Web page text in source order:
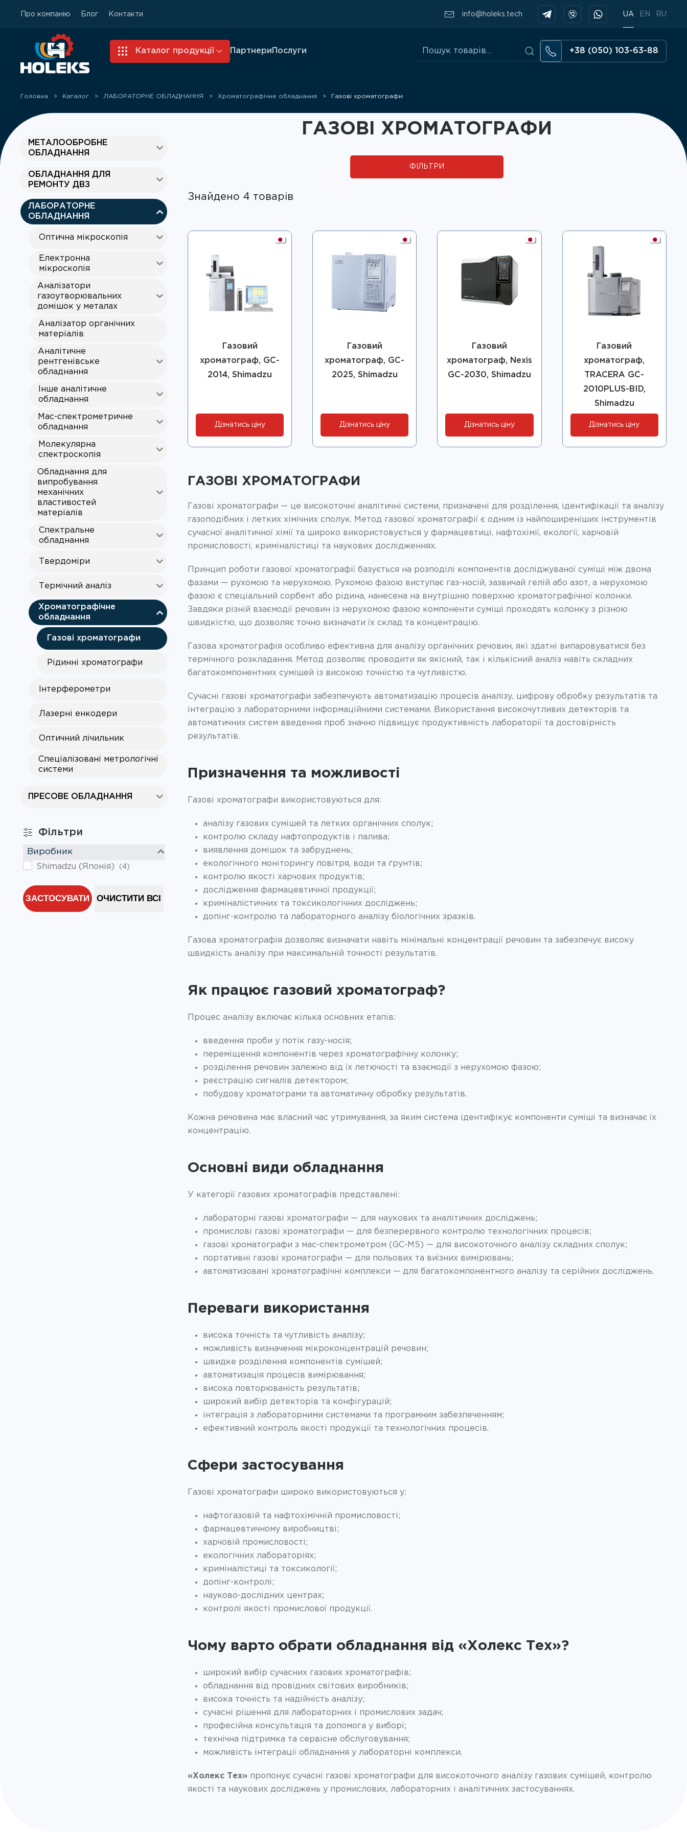
Про компанію Блог Контакти info@holeks.tech UA EN RU
Каталог продукції Партнери Послуги
Шукати:
+38 (050) 103-63-88
Головна Каталог ЛАБОРАТОРНЕ ОБЛАДНАННЯ Хроматографічне обладнання Газові хроматографи
МЕТАЛООБРОБНЕ
ОБЛАДНАННЯ
ОБЛАДНАННЯ ДЛЯ
РЕМОНТУ ДВЗ
ЛАБОРАТОРНЕ
ОБЛАДНАННЯ
Оптична мікроскопія
Електронна
мікроскопія
Аналізатори
газоутворювальних
домішок у металах
Аналізатор органічних
матеріалів
Аналітичне
рентгенівське
обладнання
Інше аналітичне
обладнання
Мас-спектрометричне
обладнання
Молекулярна
спектроскопія
Обладнання для
випробування
механічних
властивостей
матеріалів
Спектральне
обладнання
Твердоміри
Термічний аналіз
Хроматографічне
обладнання
Газові хроматографи
Рідинні хроматографи
Інтерферометри
Лазерні енкодери
Оптичний лічильник
Спеціалізовані метрологічні
системи
ПРЕСОВЕ ОБЛАДНАННЯ
Фільтри
Виробник
Shimadzu (Японія)
(4)
ЗАСТОСУВАТИ ОЧИСТИТИ ВСІ
ГАЗОВІ ХРОМАТОГРАФИ
ФІЛЬТРИ
Знайдено 4 товарів
Газовий
хроматограф, GC-
2014, Shimadzu
Дізнатись ціну
Газовий
хроматограф, GC-
2025, Shimadzu
Дізнатись ціну
Газовий
хроматограф, Nexis
GC-2030, Shimadzu
Дізнатись ціну
Газовий
хроматограф,
TRACERA GC-
2010PLUS-BID,
Shimadzu
Дізнатись ціну
ГАЗОВІ ХРОМАТОГРАФИ
Газові хроматографи — це високоточні аналітичні системи, призначені для розділення, ідентифікації та аналізу
газоподібних і летких хімічних сполук. Метод газової хроматографії є одним із найпоширеніших інструментів
сучасної аналітичної хімії та широко використовується у фармацевтиці, нафтохімії, екології, харчовій
промисловості, криміналістиці та наукових дослідженнях.
Принцип роботи газової хроматографії базується на розподілі компонентів досліджуваної суміші між двома
фазами — рухомою та нерухомою. Рухомою фазою виступає газ-носій, зазвичай гелій або азот, а нерухомою
фазою є спеціальний сорбент або рідина, нанесена на внутрішню поверхню хроматографічної колонки.
Завдяки різній взаємодії речовин із нерухомою фазою компоненти суміші проходять колонку з різною
швидкістю, що дозволяє точно визначати їх склад та концентрацію.
Газова хроматографія особливо ефективна для аналізу органічних речовин, які здатні випаровуватися без
термічного розкладання. Метод дозволяє проводити як якісний, так і кількісний аналіз навіть складних
багатокомпонентних сумішей із високою точністю та чутливістю.
Сучасні газові хроматографи забезпечують автоматизацію процесів аналізу, цифрову обробку результатів та
інтеграцію з лабораторними інформаційними системами. Використання високочутливих детекторів та
автоматичних систем введення проб значно підвищує продуктивність лабораторії та достовірність
результатів.
Призначення та можливості
Газові хроматографи використовуються для:
аналізу газових сумішей та летких органічних сполук;
контролю складу нафтопродуктів і палива;
виявлення домішок та забруднень;
екологічного моніторингу повітря, води та ґрунтів;
контролю якості харчових продуктів;
дослідження фармацевтичної продукції;
криміналістичних та токсикологічних досліджень;
допінг-контролю та лабораторного аналізу біологічних зразків.
Газова хроматографія дозволяє визначати навіть мінімальні концентрації речовин та забезпечує високу
швидкість аналізу при максимальній точності результатів.
Як працює газовий хроматограф?
Процес аналізу включає кілька основних етапів:
введення проби у потік газу-носія;
переміщення компонентів через хроматографічну колонку;
розділення речовин залежно від їх летючості та взаємодії з нерухомою фазою;
реєстрацію сигналів детектором;
побудову хроматограми та автоматичну обробку результатів.
Кожна речовина має власний час утримування, за яким система ідентифікує компоненти суміші та визначає їх
концентрацію.
Основні види обладнання
У категорії газових хроматографів представлені:
лабораторні газові хроматографи — для наукових та аналітичних досліджень;
промислові газові хроматографи — для безперервного контролю технологічних процесів;
газові хроматографи з мас-спектрометром (GC-MS) — для високоточного аналізу складних сполук;
портативні газові хроматографи — для польових та виїзних вимірювань;
автоматизовані хроматографічні комплекси — для багатокомпонентного аналізу та серійних досліджень.
Переваги використання
висока точність та чутливість аналізу;
можливість визначення мікроконцентрацій речовин;
швидке розділення компонентів сумішей;
автоматизація процесів вимірювання;
висока повторюваність результатів;
широкий вибір детекторів та конфігурацій;
інтеграція з лабораторними системами та програмним забезпеченням;
ефективний контроль якості продукції та технологічних процесів.
Сфери застосування
Газові хроматографи широко використовуються у:
нафтогазовій та нафтохімічній промисловості;
фармацевтичному виробництві;
харчовій промисловості;
екологічних лабораторіях;
криміналістиці та токсикології;
допінг-контролі;
науково-дослідних центрах;
контролі якості промислової продукції.
Чому варто обрати обладнання від «Холекс Тех»?
широкий вибір сучасних газових хроматографів;
обладнання від провідних світових виробників;
висока точність та надійність аналізу;
сучасні рішення для лабораторних і промислових задач;
професійна консультація та допомога у виборі;
технічна підтримка та сервісне обслуговування;
можливість інтеграції обладнання у лабораторні комплекси.
«Холекс Тех»пропонує сучасні газові хроматографи для високоточного аналізу газових сумішей, контролю
якості та наукових досліджень у промислових, лабораторних і аналітичних застосуваннях.